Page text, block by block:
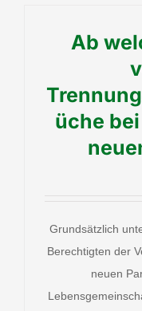
Ab
üche
Grundsätzlich
Berechtigten der
neuen